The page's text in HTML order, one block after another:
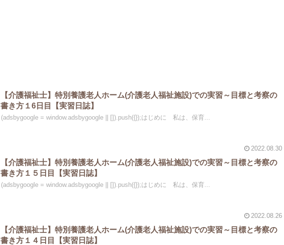
【介護福祉士】特別養護老人ホーム(介護老人福祉施設)での実習～目標と考察の
書き方１6日目【実習日誌】
(adsbygoogle = window.adsbygoogle || []).push({});はじめに 私は、保育...
2022.08.30
【介護福祉士】特別養護老人ホーム(介護老人福祉施設)での実習～目標と考察の
書き方１５日目【実習日誌】
(adsbygoogle = window.adsbygoogle || []).push({});はじめに 私は、保育...
2022.08.26
【介護福祉士】特別養護老人ホーム(介護老人福祉施設)での実習～目標と考察の
書き方１４日目【実習日誌】